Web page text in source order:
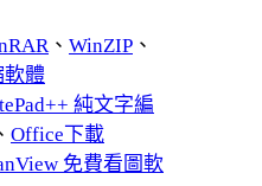
、 WinZIP 、
軟體
純文字編
Office下載
免費看圖軟